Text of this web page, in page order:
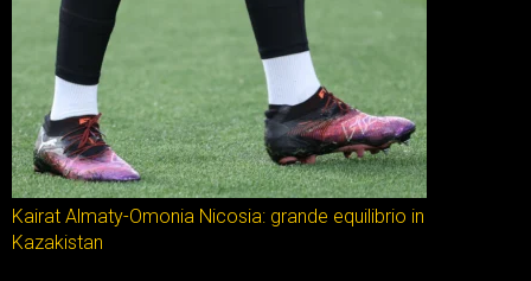
Kairat Almaty-Omonia Nicosia: grande equilibrio in
Kazakistan